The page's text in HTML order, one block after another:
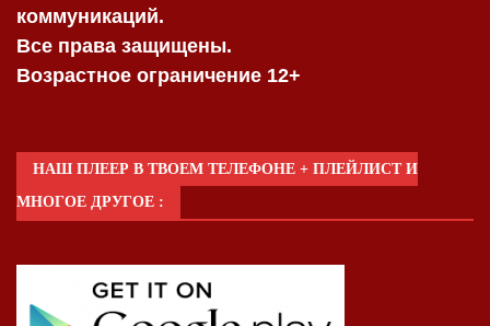
коммуникаций.
Все права защищены.
Возрастное ограничение 12+
НАШ ПЛЕЕР В ТВОЕМ ТЕЛЕФОНЕ + ПЛЕЙЛИСТ И
МНОГОЕ ДРУГОЕ :